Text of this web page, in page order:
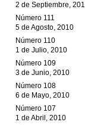
2 de Septiembre,
Número 111
5 de Agosto, 2010
Número 110
1 de Julio, 2010
Número 109
3 de Junio, 2010
Número 108
6 de Mayo, 2010
Número 107
1 de Abril, 2010